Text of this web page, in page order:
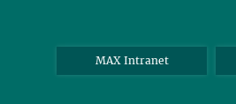
MAX Intranet